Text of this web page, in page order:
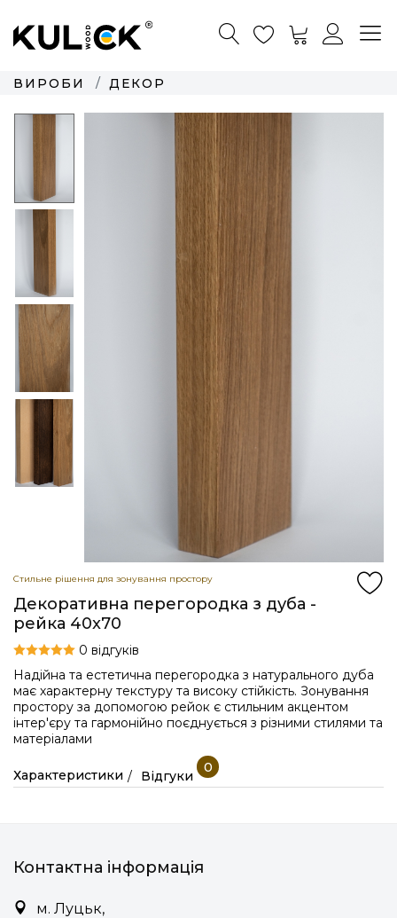
ВИРОБИ ДЕКОР
Стильне рішення для зонування простору
Декоративна перегородка з дуба -
рейка 40x70
0 відгуків
Надійна та естетична перегородка з натурального дуба
має характерну текстуру та високу стійкість. Зонування
простору за допомогою рейок є стильним акцентом
інтер'єру та гармонійно поєднується з різними стилями та
матеріалами
Характеристики Відгуки
0
Контактна інформація
м. Луцьк,